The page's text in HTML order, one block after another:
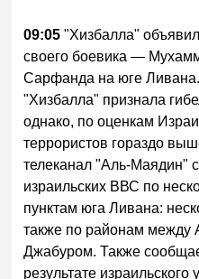
09:05 "Хизбалла"
своего боевика —
Сарфанда на юге
"Хизбалла" признала
однако, по оценкам
террористов гораздо
телеканал "Аль-Маядин"
израильских ВВС по
пунктам юга Ливана:
также по районам
Джабуром. Также
результате